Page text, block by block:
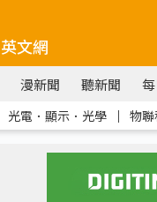
英文網
漫新聞 聽新聞
光電．顯示．光學 ｜ 物